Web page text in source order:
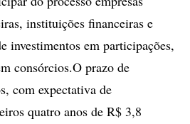
instituições financeiras e
investimentos em participações,
consórcios.O prazo de
com expectativa de
quatro anos de R$ 3,8